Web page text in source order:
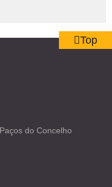
do Concelho
Top